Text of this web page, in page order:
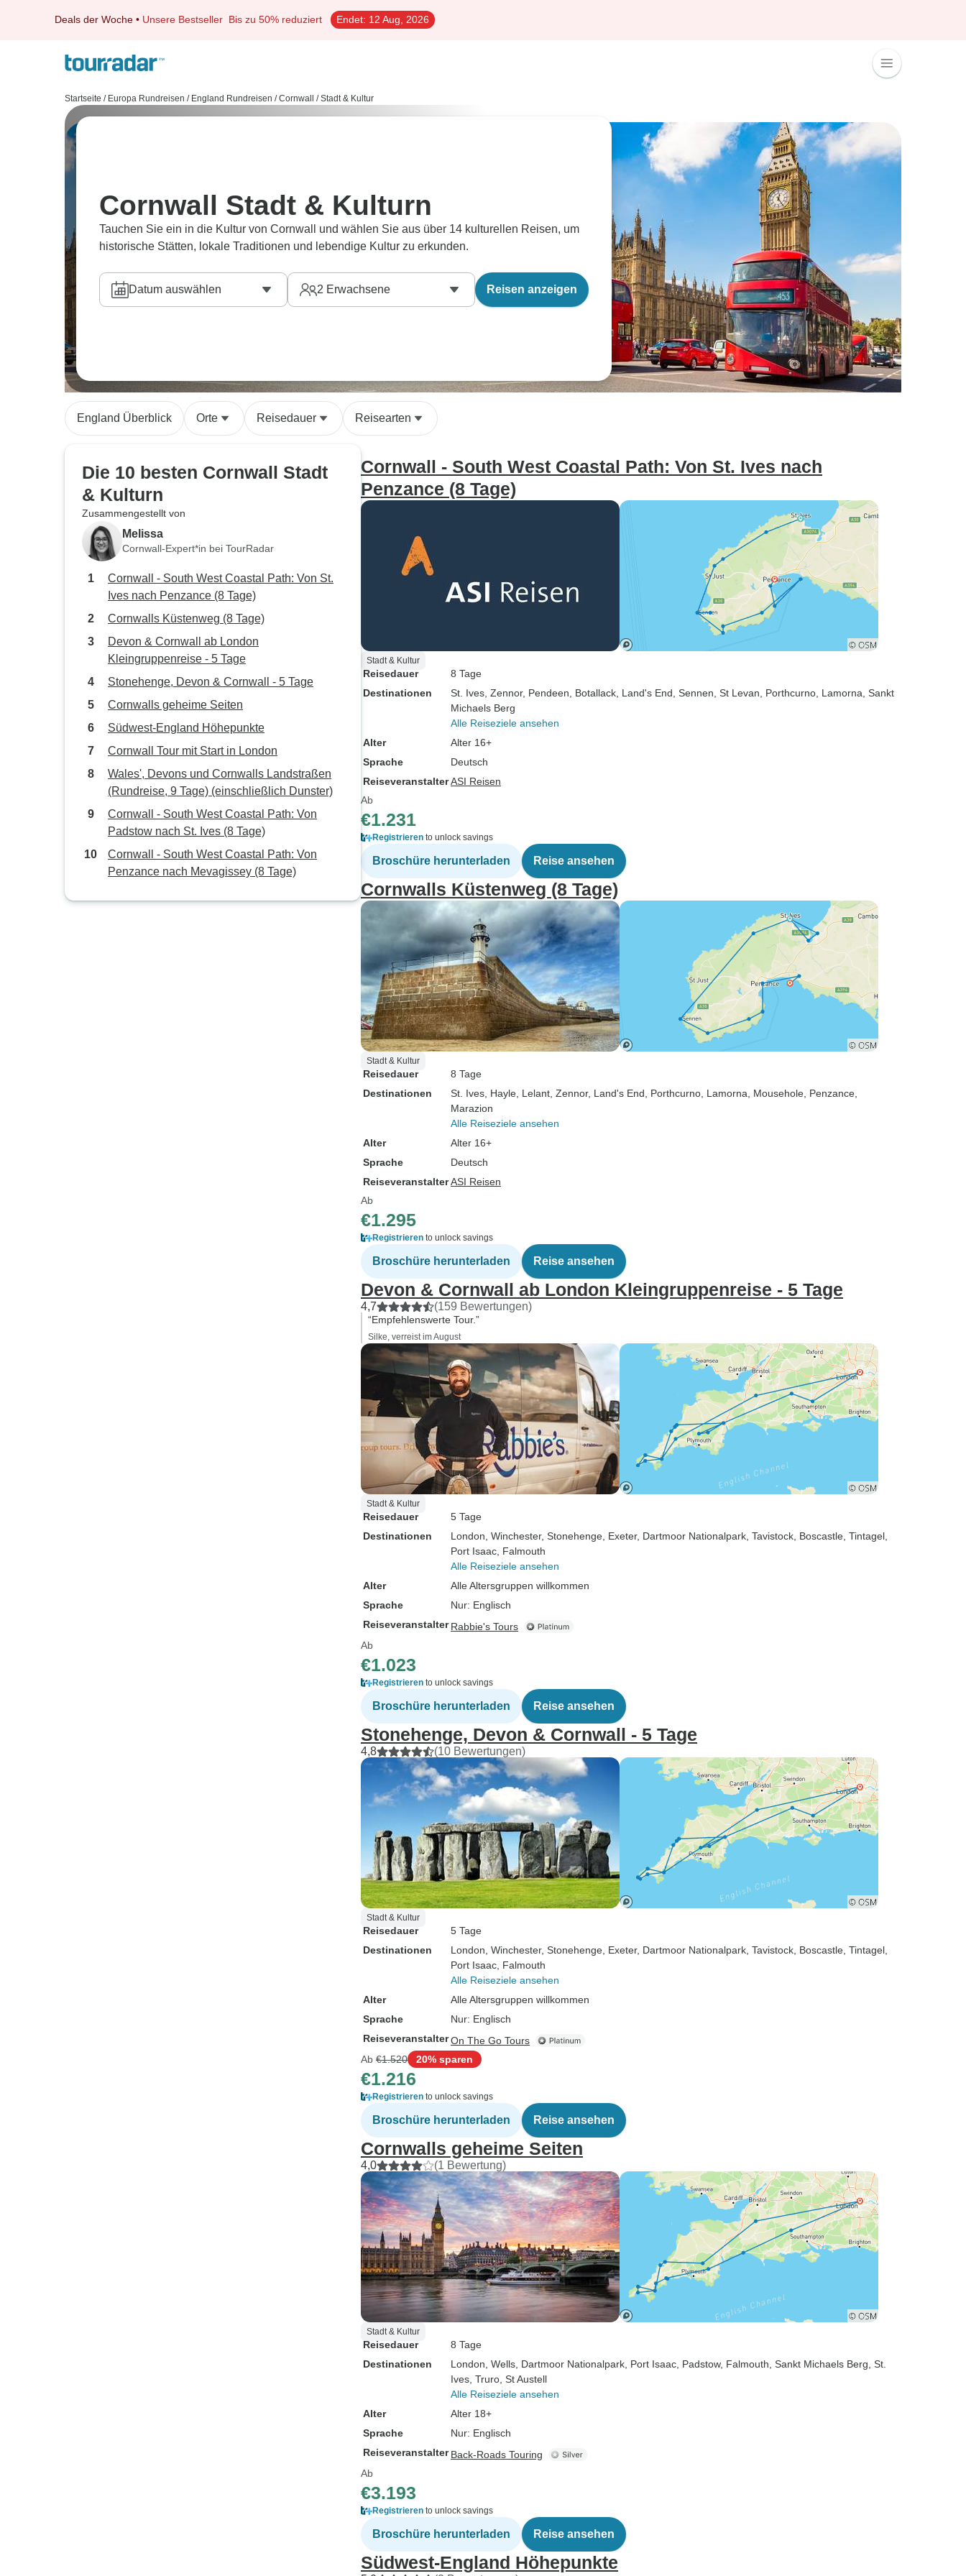
Deals der Woche • Unsere Bestseller Bis zu 50% reduziert Endet: 12 Aug, 2026
Startseite / Europa Rundreisen / England Rundreisen / Cornwall / Stadt & Kultur
Cornwall Stadt & Kulturn
Tauchen Sie ein in die Kultur von Cornwall und wählen Sie aus über 14 kulturellen Reisen, um
historische Stätten, lokale Traditionen und lebendige Kultur zu erkunden.
Datum auswählen 2 Erwachsene Reisen anzeigen
England Überblick Orte Reisedauer Reisearten
Die 10 besten Cornwall Stadt
& Kulturn
Zusammengestellt von
Melissa
Cornwall-Expert*in bei TourRadar
Cornwall - South West Coastal Path: Von St.
Ives nach Penzance (8 Tage)
Cornwalls Küstenweg (8 Tage)
Devon & Cornwall ab London
Kleingruppenreise - 5 Tage
Stonehenge, Devon & Cornwall - 5 Tage
Cornwalls geheime Seiten
Südwest-England Höhepunkte
Cornwall Tour mit Start in London
Wales', Devons und Cornwalls Landstraßen
(Rundreise, 9 Tage) (einschließlich Dunster)
Cornwall - South West Coastal Path: Von
Padstow nach St. Ives (8 Tage)
Cornwall - South West Coastal Path: Von
Penzance nach Mevagissey (8 Tage)
Cornwall - South West Coastal Path: Von St. Ives nach
Penzance (8 Tage)
Stadt & Kultur
Reisedauer
8 Tage
Destinationen
St. Ives , Zennor, Pendeen , Botallack , Land's End , Sennen , St Levan , Porthcurno , Lamorna , Sankt
Michaels Berg
Alle Reiseziele ansehen
Alter
Alter 16+
Sprache
Deutsch
ReiseveranstalterASI Reisen
Ab
€1.231
Registrieren to unlock savings
Broschüre herunterladen Reise ansehen
Cornwalls Küstenweg (8 Tage)
Stadt & Kultur
Reisedauer
8 Tage
Destinationen
St. Ives , Hayle , Lelant , Zennor, Land's End , Porthcurno , Lamorna , Mousehole , Penzance
Marazion
Alle Reiseziele ansehen
Alter
Alter 16+
Sprache
Deutsch
ReiseveranstalterASI Reisen
Ab
€1.295
Registrieren to unlock savings
Broschüre herunterladen Reise ansehen
Devon & Cornwall ab London Kleingruppenreise - 5 Tage
4,7 (159 Bewertungen)
“Empfehlenswerte Tour.”
Silke, verreist im August
Stadt & Kultur
Reisedauer
5 Tage
Destinationen
London , Winchester, Stonehenge , Exeter, Dartmoor Nationalpark , Tavistock , Boscastle , Tintagel
Port Isaac , Falmouth
Alle Reiseziele ansehen
Alter
Alle Altersgruppen willkommen
Sprache
Nur: Englisch
Reiseveranstalter Rabbie's Tours
Ab
€1.023
Registrieren to unlock savings
Broschüre herunterladen Reise ansehen
Stonehenge, Devon & Cornwall - 5 Tage
4,8 (10 Bewertungen)
Stadt & Kultur
Reisedauer
5 Tage
Destinationen
London , Winchester, Stonehenge , Exeter, Dartmoor Nationalpark , Tavistock , Boscastle , Tintagel
Port Isaac , Falmouth
Alle Reiseziele ansehen
Alter
Alle Altersgruppen willkommen
Sprache
Nur: Englisch
ReiseveranstalterOn The Go Tours
Ab €1.520 20% sparen
€1.216
Registrieren to unlock savings
Broschüre herunterladen Reise ansehen
Cornwalls geheime Seiten
4,0 (1 Bewertung)
Stadt & Kultur
Reisedauer
8 Tage
Destinationen
London , Wells , Dartmoor Nationalpark , Port Isaac , Padstow, Falmouth , Sankt Michaels Berg , St.
Ives , Truro , St Austell
Alle Reiseziele ansehen
Alter
Alter 18+
Sprache
Nur: Englisch
Reiseveranstalter Back-Roads Touring
Ab
€3.193
Registrieren to unlock savings
Broschüre herunterladen Reise ansehen
Südwest-England Höhepunkte